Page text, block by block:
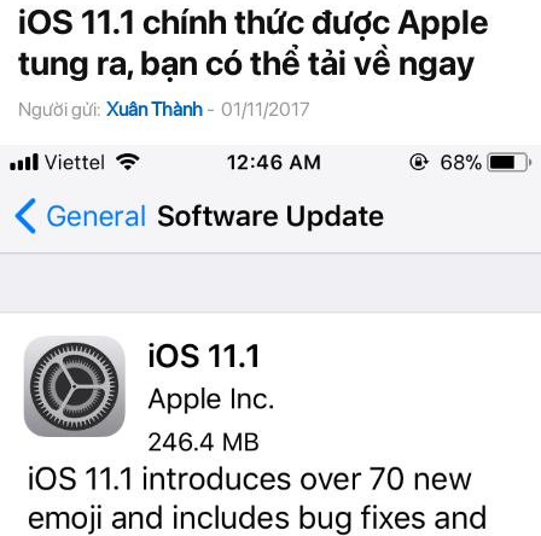
iOS 11.1 chính thức được Apple
tung ra, bạn có thể tải về ngay
Người gửi: Xuân Thành - 01/11/2017